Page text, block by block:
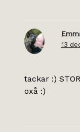
13
tackar :)
oxå :)